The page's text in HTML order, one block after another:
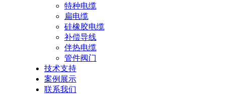
特种电缆
扁电缆
硅橡胶电缆
补偿导线
伴热电缆
管件阀门
技术支持
案例展示
联系我们